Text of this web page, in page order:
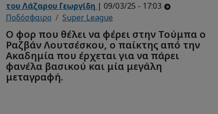
του Λάζαρου Γεωργίδη | 09/03/25 - 17:03
Ποδόσφαιρο
Super League
Ο φορ που θέλει να φέρει στην Τούμπα ο
Ραζβάν Λουτσέσκου, ο παίκτης από την
Ακαδημία που έρχεται για να πάρει
φανέλα βασικού και μία μεγάλη
μεταγραφή.